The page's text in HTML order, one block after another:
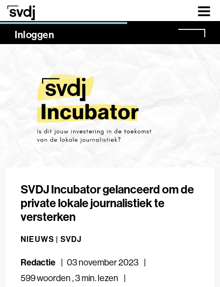
Naar hoofdinhoud
Inloggen
NaN%
SVDJ Incubator gelanceerd om de
private lokale journalistiek te
versterken
NIEUWS | SVDJ
Redactie
03 november 2023
599 woorden,3 min. lezen